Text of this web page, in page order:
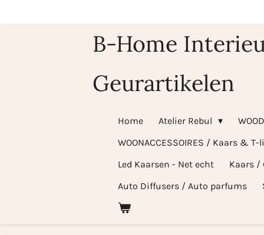
B-Home
Geurartikelen
Home Atelier Rebul
WOONACCESSOIRES / Kaars &
Led Kaarsen - Net echt
Kaars /
Auto Diffusers / Auto parfums